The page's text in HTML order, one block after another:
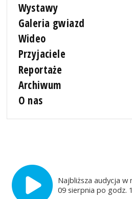
Wystawy
Galeria gwiazd
Wideo
Przyjaciele
Reportaże
Archiwum
O nas
Najbliższa audycja w
09 sierpnia po godz.